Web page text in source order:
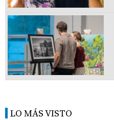
LO MÁS VISTO